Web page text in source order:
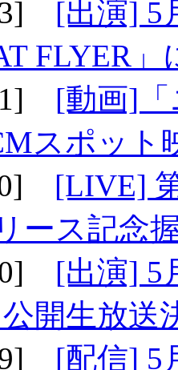
[出演] 5
FLYER
[動画]
スポット
[LIVE]
ース記念
[出演] 5
開生放送
[配信] 5